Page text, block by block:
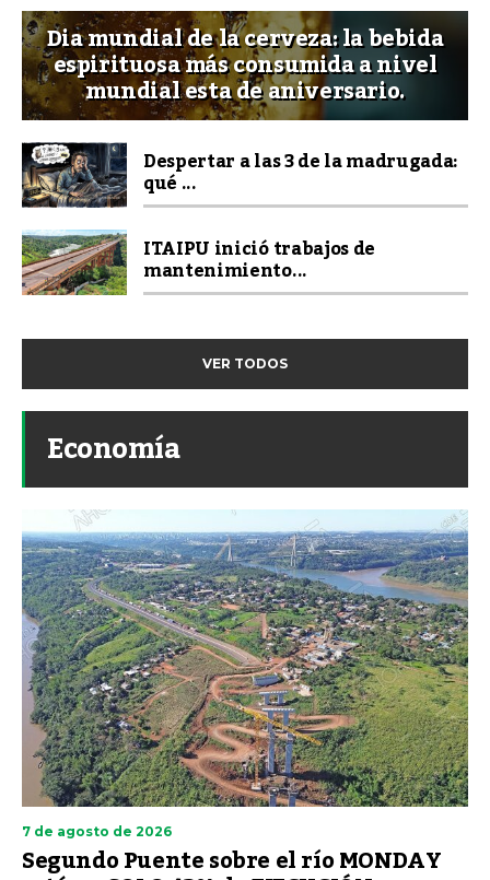
Dia mundial de la cerveza: la bebida
espirituosa más consumida a nivel
mundial esta de aniversario.
Despertar a las 3 de la madrugada:
qué ...
ITAIPU inició trabajos de
mantenimiento...
VER TODOS
Economía
7 de agosto de 2026
Segundo Puente sobre el río MONDAY